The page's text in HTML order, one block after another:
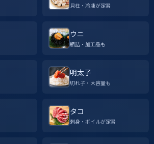
貝柱・冷凍が定番
ウニ
瓶詰・加工品も
明太子
切れ子・大容量も
タコ
刺身・ボイルが定番